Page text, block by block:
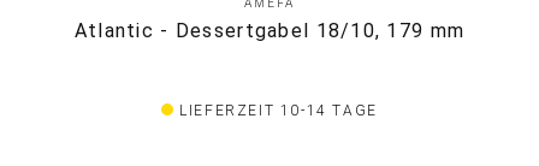
AMEFA
Atlantic - Dessertgabel 18/10, 179 mm
LIEFERZEIT 10-14 TAGE